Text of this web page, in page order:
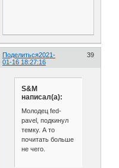
Поделиться 39
2021-
01-16 18:27:16
S&M
написал(а):
Молодец fed-
pavel, подкинул
темку. А то
почитать больше
не чего.